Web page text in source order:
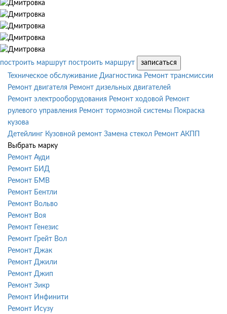
построить маршрут построить маршрут
записаться
Техническое обслуживание Диагностика Ремонт трансмиссии
Ремонт двигателя Ремонт дизельных двигателей
Ремонт электрооборудования Ремонт ходовой Ремонт
рулевого управления Ремонт тормозной системы
Покраска
кузова
Детейлинг Кузовной ремонт Замена стекол Ремонт АКПП
Выбрать марку
Ремонт Ауди
Ремонт БИД
Ремонт БМВ
Ремонт Бентли
Ремонт Вольво
Ремонт Воя
Ремонт Генезис
Ремонт Грейт Вол
Ремонт Джак
Ремонт Джили
Ремонт Джип
Ремонт Зикр
Ремонт Инфинити
Ремонт Исузу